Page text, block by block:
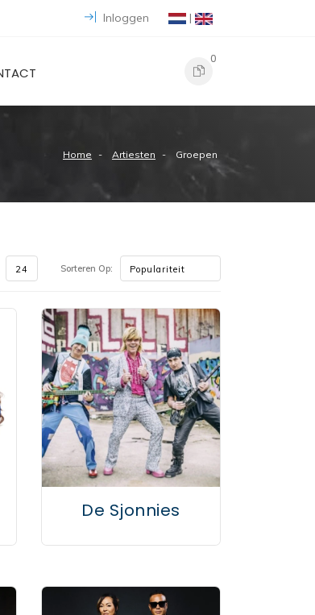
Inloggen |
0
Home Artiesten Groepen
Sorteren Op:
De Sjonnies